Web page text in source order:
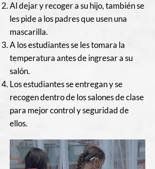
Al dejar y recoger a su hijo, también se
les pide a los padres que usen una
mascarilla.
A los estudiantes se les tomara la
temperatura antes de ingresar a su
salón.
Los estudiantes se entregan y se
recogen dentro de los salones de clase
para mejor control y seguridad de
ellos.